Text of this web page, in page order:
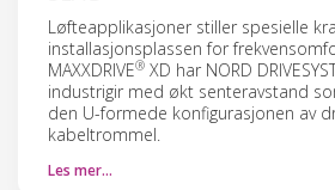
Løfteapplikasjoner stiller spesielle
installasjonsplassen for
MAXXDRIVE® XD har NORD
industrigir med økt senteravstand
den U-formede konfigurasjonen av
kabeltrommel.
Les mer…